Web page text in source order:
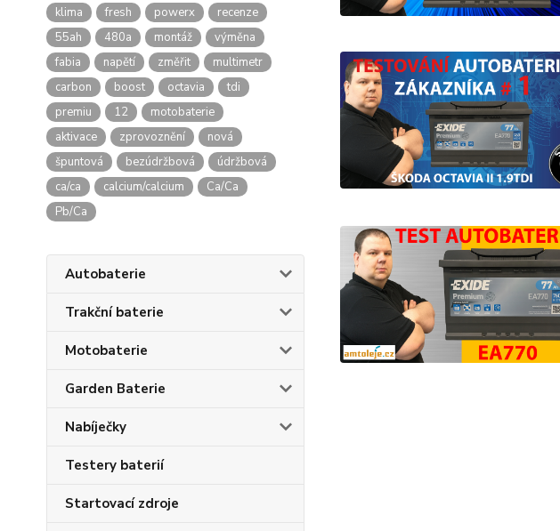
klima
fresh powerx
recenze
55ah
480a montáž
výměna
fabia
napětí změřit
multimetr
carbon
boost octavia
tdi
premiu
12
motobaterie
aktivace
zprovoznění
nová
špuntová
bezúdržbová
údržbová
ca/ca
calcium/calcium
Ca/Ca
Pb/Ca
Autobaterie
Trakční baterie
Motobaterie
Garden Baterie
Nabíječky
Testery baterií
Startovací zdroje